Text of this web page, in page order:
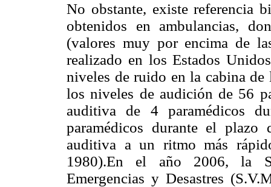
No obstante, existe referencia
obtenidos en ambulancias,
(valores muy por encima de
realizado en los Estados
niveles de ruido en la cabina de
los niveles de audición de 56
auditiva de 4 paramédicos
paramédicos durante el plazo
auditiva a un ritmo más
1980).En el año 2006, la
Emergencias y Desastres